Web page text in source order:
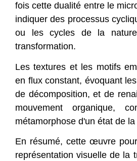
fois cette dualité entre le
indiquer des processus
ou les cycles de la
transformation.
Les textures et les motifs
en flux constant, évoquant
de décomposition, et de
mouvement organique,
métamorphose d'un état de
En résumé, cette œuvre
représentation visuelle de la